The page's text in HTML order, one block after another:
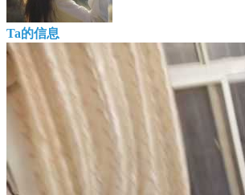
Ta的信息